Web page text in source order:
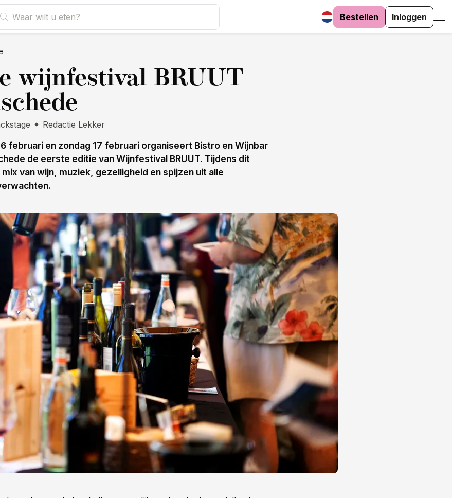
Bestellen Inloggen
wijnfestival BRUUT
Redactie Lekker
februari en zondag 17 februari organiseert Bistro en Wijnbar
de eerste editie van Wijnfestival BRUUT. Tijdens dit
van wijn, muziek, gezelligheid en spijzen uit alle